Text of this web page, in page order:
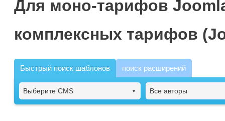
Для моно-тарифов
комплексных тарифов
Быстрый поиск шаблонов поиск расширений
Выберите CMS Все авторы